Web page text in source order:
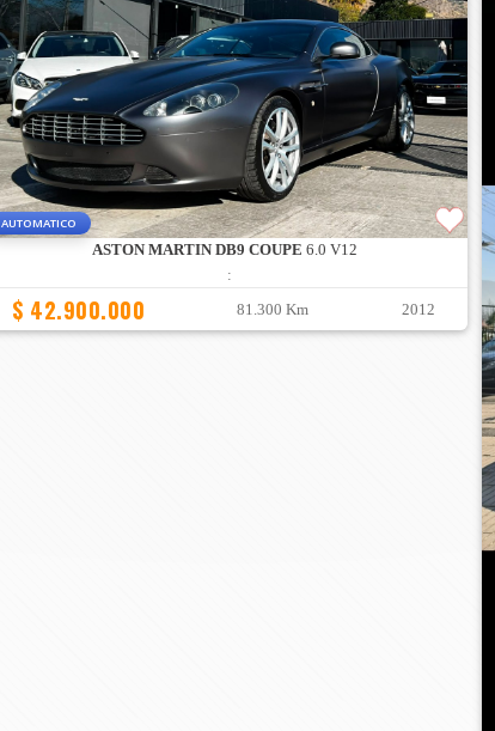
AUTOMATICO
ASTON MARTIN DB9 COUPE 6.0 V12
:
$ 42.900.000 81.300 Km 2012